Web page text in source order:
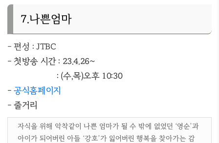
7.나쁜엄마
- 편성 : JTBC
- 첫방송 시간 : 23.4.26~
: (수,목)오후 10:30
-공식홈페이지
- 줄거리
자식을 위해 악착같이 나쁜 엄마가 될 수 밖에 없었던 ‘영순’과
아이가 되어버린 아들 ‘강호’가 잃어버린 행복을 찾아가는 감